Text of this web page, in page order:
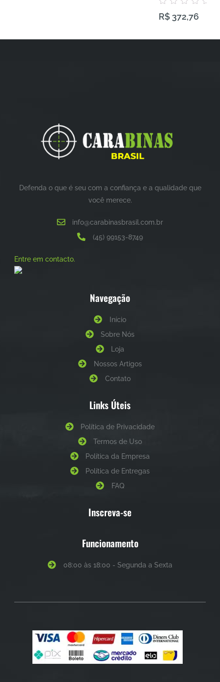
0
R$372,76
Defenda o que é seu com a confiança e a qualidade que
você merece.
info@carabinasbrasil.com.br
(45) 99153-8749
Entre em contacto.
Navegação
Início
Sobre Nós
Loja
Nossos Artigos
Contato
Links Úteis
Política de Privacidade
Termos de Uso
Política da Empresa
Política de Entregas
FAQ
Inscreva-se
Funcionamento
08:00 às 18:00 - Segunda a Sexta